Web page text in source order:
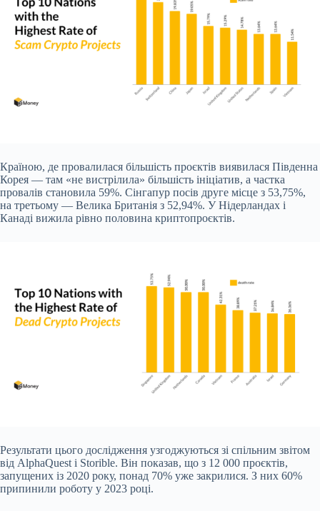
Країною, де провалилася більшість проєктів виявилася Південна
Корея — там «не вистрілила» більшість ініціатив, а частка
провалів становила 59%. Сінгапур посів друге місце з 53,75%,
на третьому — Велика Британія з 52,94%. У Нідерландах і
Канаді вижила рівно половина криптопроєктів.
Результати цього дослідження узгоджуються зі спільним звітом
від AlphaQuest і Storible. Він показав, що з 12 000 проєктів,
запущених із 2020 року, понад 70% уже закрилися. З них 60%
припинили роботу у 2023 році.